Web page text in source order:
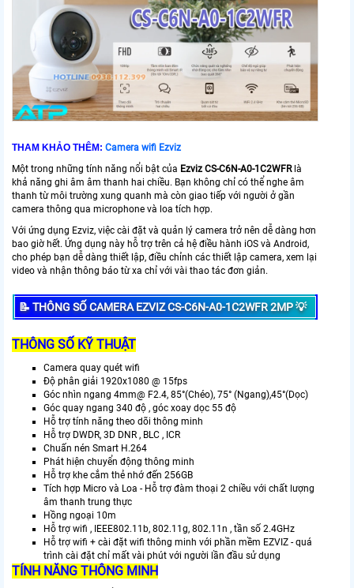
THAM KHẢO THÊM: Camera wifi Ezviz
Một trong những tính năng nổi bật của Ezviz CS-C6N-A0-1C2WFRlà
khả năng ghi âm âm thanh hai chiều. Bạn không chỉ có thể nghe âm
thanh từ môi trường xung quanh mà còn giao tiếp với người ở gần
camera thông qua microphone và loa tích hợp.
Với ứng dụng Ezviz, việc cài đặt và quản lý camera trở nên dễ dàng hơn
bao giờ hết. Ứng dụng này hỗ trợ trên cả hệ điều hành iOS và Android,
cho phép bạn dễ dàng thiết lập, điều chỉnh các thiết lập camera, xem lại
video và nhận thông báo từ xa chỉ với vài thao tác đơn giản.
📝 THÔNG SỐ CAMERA EZVIZ CS-C6N-A0-1C2WFR 2MP 💡
THÔNG SỐ KỸ THUẬT
Camera quay quét wifi
Độ phân giải 1920x1080 @ 15fps
Góc nhìn ngang 4mm@ F2.4, 85°(Chéo), 75° (Ngang),45°(Dọc)
Góc quay ngang 340 độ , góc xoay dọc 55 độ
Hỗ trợ tính năng theo dõi thông minh
Hỗ trợ DWDR, 3D DNR , BLC , ICR
Chuấn nén Smart H.264
Phát hiện chuyển động thông minh
Hỗ trợ khe cắm thẻ nhớ đến 256GB
Tích hợp Micro và Loa - Hỗ trợ đàm thoại 2 chiều với chất lượng
âm thanh trung thực
Hồng ngoại 10m
Hỗ trợ wifi , IEEE802.11b, 802.11g, 802.11n , tần số 2.4GHz
Hỗ trợ wifi + cài đặt wifi thông minh với phần mềm EZVIZ - quá
trình cài đặt chỉ mất vài phút với người lần đầu sử dụng
TÍNH NĂNG THÔNG MINH